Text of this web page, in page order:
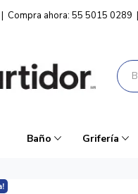
| Compra ahora: 55 5015 0289 |
Baño Grifería